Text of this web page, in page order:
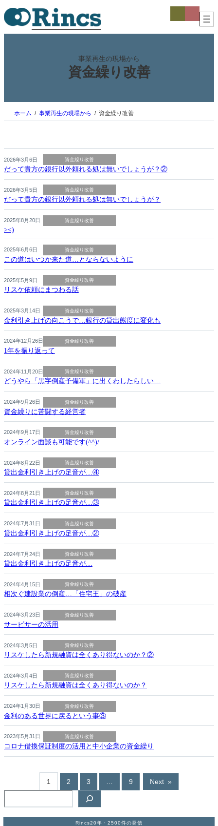
内
容
を
ス
コ
コ
事業再生の現場から
資金繰り改善
ホーム 事業再生の現場から 資金繰り改善
2026年3月6日 資金繰り改善
だって貴方の銀行以外頼れる処は無いでしょうが？②
2026年3月5日 資金繰り改善
だって貴方の銀行以外頼れる処は無いでしょうが？
2025年8月20日 資金繰り改善
><)
2025年6月6日 資金繰り改善
この道はいつか来た道…とならないように
2025年5月9日 資金繰り改善
リスケ依頼にまつわる話
2025年3月14日 資金繰り改善
金利引き上げの向こうで…銀行の貸出態度に変化も
2024年12月26日 資金繰り改善
1年を振り返って
2024年11月20日 資金繰り改善
どうやら「黒字倒産予備軍」に出くわしたらしい…
2024年9月26日 資金繰り改善
資金繰りに苦闘する経営者
2024年9月17日 資金繰り改善
オンライン面談も可能です(^^)/
2024年8月22日 資金繰り改善
貸出金利引き上げの足音が…④
2024年8月21日 資金繰り改善
貸出金利引き上げの足音が…③
2024年7月31日 資金繰り改善
貸出金利引き上げの足音が…②
2024年7月24日 資金繰り改善
貸出金利引き上げの足音が…
2024年4月15日 資金繰り改善
相次ぐ建設業の倒産…「住宅王」の破産
2024年3月23日 資金繰り改善
サービサーの活用
2024年3月5日 資金繰り改善
リスケしたら新規融資は全くあり得ないのか？②
2024年3月4日 資金繰り改善
リスケしたら新規融資は全くあり得ないのか？
2024年1月30日 資金繰り改善
金利のある世界に戻るという事③
2023年5月31日 資金繰り改善
コロナ借換保証制度の活用と中小企業の資金繰り
1 2 3 9 Next »
Rincs20年・2500件の発信